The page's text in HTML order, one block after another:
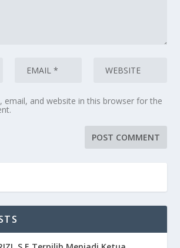
email, and website in this browser for the